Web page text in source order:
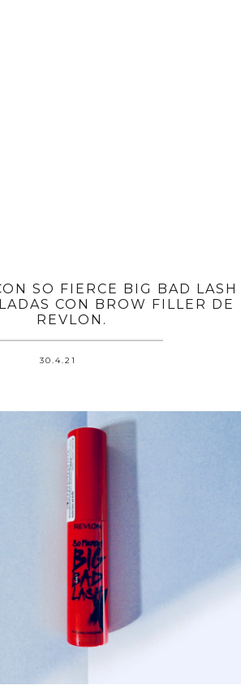
SO FIERCE BIG BAD LASH
CON BROW FILLER DE
REVLON.
30.4.21